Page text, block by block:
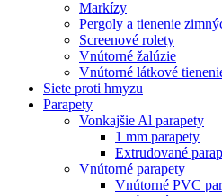
Markízy
Pergoly a tienenie
Screenové rolety
Vnútorné žalúzie
Vnútorné látkové
Siete proti hmyzu
Parapety
Vonkajšie Al parapety
1 mm parapety
Extrudované
Vnútorné parapety
Vnútorné PVC